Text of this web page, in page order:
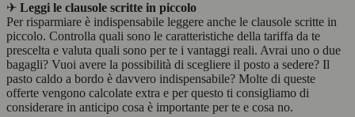
✈ Leggi le clausole scritte in piccolo
Per risparmiare è indispensabile leggere anche le clausole scritte in
piccolo. Controlla quali sono le caratteristiche della tariffa da te
prescelta e valuta quali sono per te i vantaggi reali. Avrai uno o due
bagagli? Vuoi avere la possibilità di scegliere il posto a sedere? Il
pasto caldo a bordo è davvero indispensabile? Molte di queste
offerte vengono calcolate extra e per questo ti consigliamo di
considerare in anticipo cosa è importante per te e cosa no.